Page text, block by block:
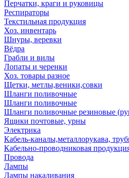
Перчатки, краги и руковицы
Респираторы
Текстильная продукция
Хоз. инвентарь
Шнуры, веревки
Вёдра
Грабли и вилы
Лопаты и черенки
Хоз. товары разное
Щетки, метлы,веники,совки
Шланги поливочные
Шланги поливочные
Шланги поливочные резиновые
Ящики почтовые, урны
Электрика
Кабель-каналы,металлорукава,
Кабельно-проводниковая
Провода
Лампы
Лампы накаливания